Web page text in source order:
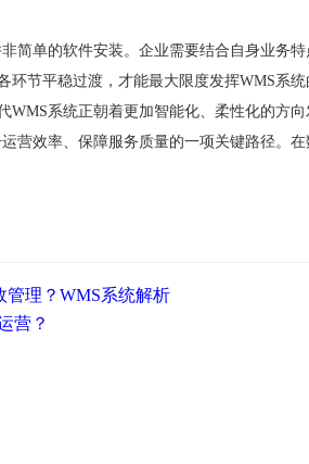
简单的软件安装。企业需要结合自身业务
环节平稳过渡，才能最大限度发挥WMS系统
WMS系统正朝着更加智能化、柔性化的方
营效率、保障服务质量的一项关键路径。
管理？WMS系统解析
营？